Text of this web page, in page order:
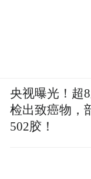
央视曝光！超
检出致癌物，
502胶！